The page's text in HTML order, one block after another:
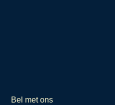
Bel met ons